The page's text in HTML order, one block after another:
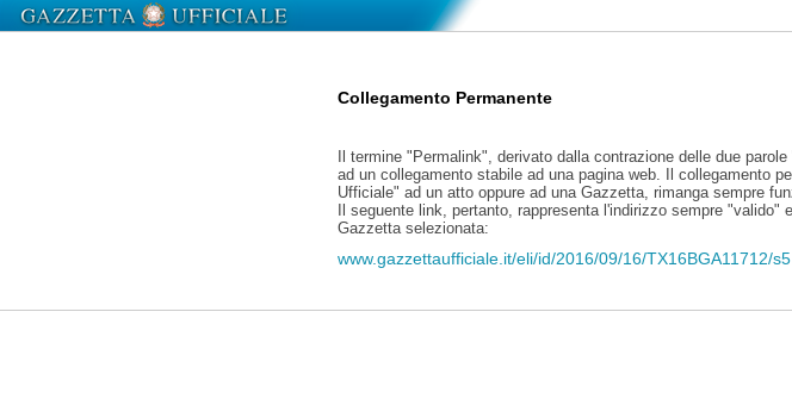
Collegamento Permanente
Il termine "Permalink", derivato dalla contrazione delle due parole
ad un collegamento stabile ad una pagina web. Il collegamento
Ufficiale" ad un atto oppure ad una Gazzetta, rimanga sempre
Il seguente link, pertanto, rappresenta l'indirizzo sempre
Gazzetta selezionata:
www.gazzettaufficiale.it/eli/id/2016/09/16/TX16BGA11712/s5